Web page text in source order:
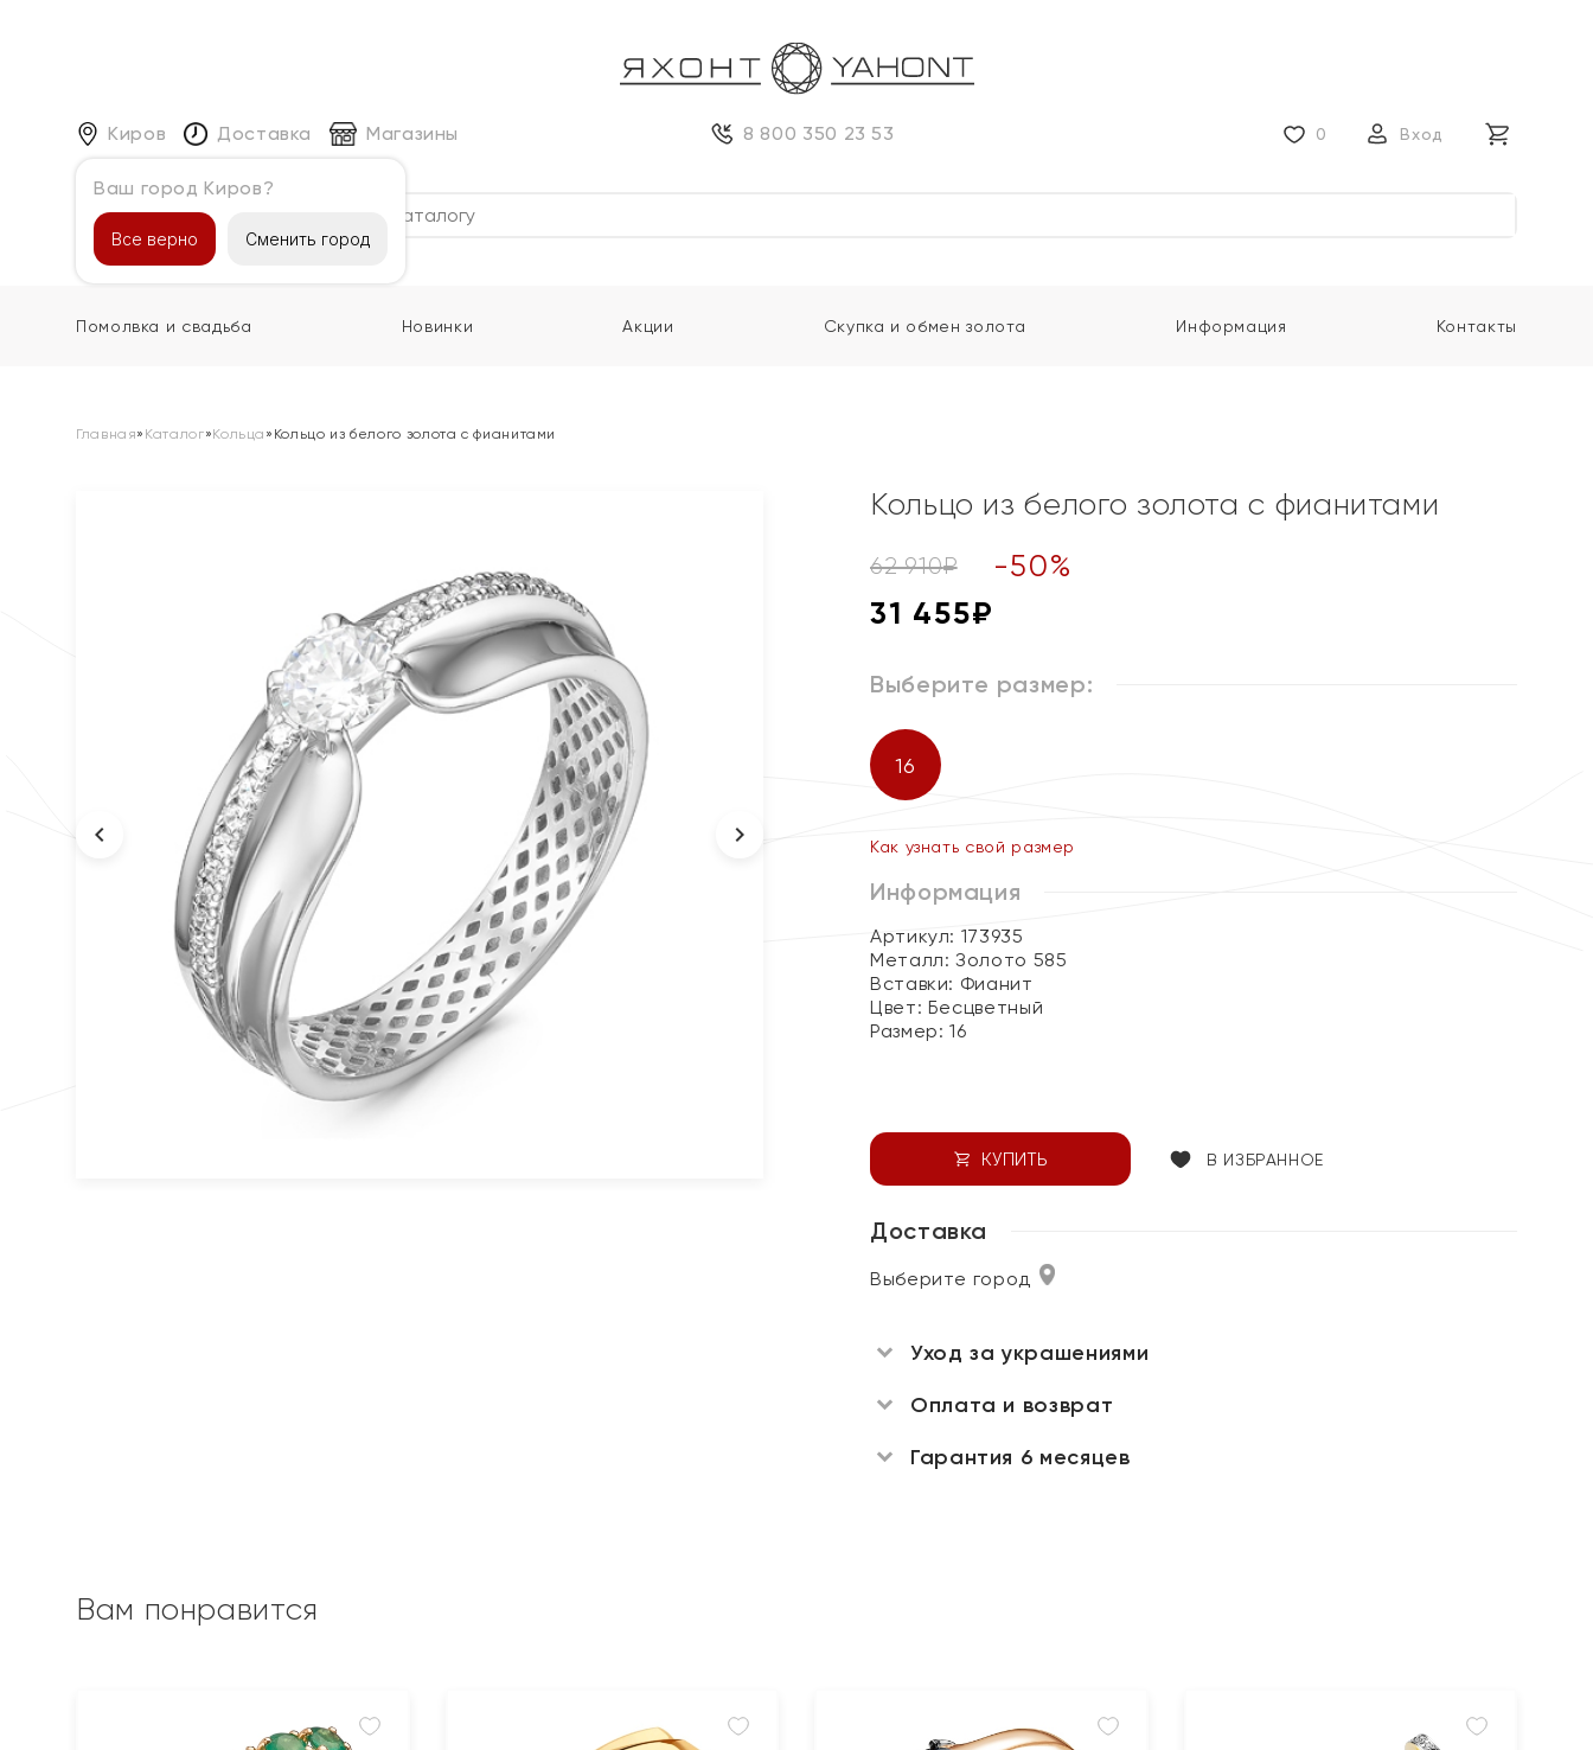
Киров
Ваш город Киров?
Все верно Сменить город
Доставка Магазины 8 800 350 23 53 0 Вход
Каталог
Помолвка и свадьба Новинки Акции Скупка и обмен золота Информация Контакты
Главная» Каталог»Кольца » Кольцо из белого золота с фианитами
Кольцо из белого золота с фианитами
62 910₽ -50%
31 455₽
Выберите размер:
16
Как узнать свой размер
Информация
Артикул: 173935
Металл:Золото 585
Вставки: Фианит
Цвет: Бесцветный
Размер:16
КУПИТЬ В ИЗБРАННОЕ
Доставка
Выберите город
Уход за украшениями
Оплата и возврат
Гарантия 6 месяцев
Вам понравится